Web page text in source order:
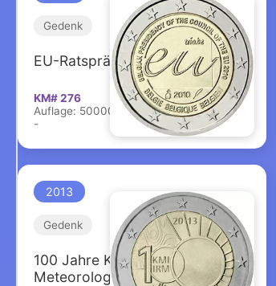
Gedenk
EU-Ratspräsidentschaft
KM# 276
Auflage: 5000000
-
2013
Gedenk
100 Jahre Königliches
Meteorologisches Institut